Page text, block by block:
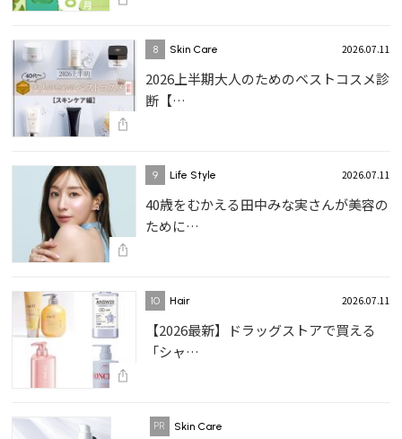
8 Skin Care 2026.07.11
2026上半期大人のためのベストコスメ診
断【…
9 Life Style 2026.07.11
40歳をむかえる田中みな実さんが美容の
ために…
10 Hair 2026.07.11
【2026最新】ドラッグストアで買える
「シャ…
Skin Care